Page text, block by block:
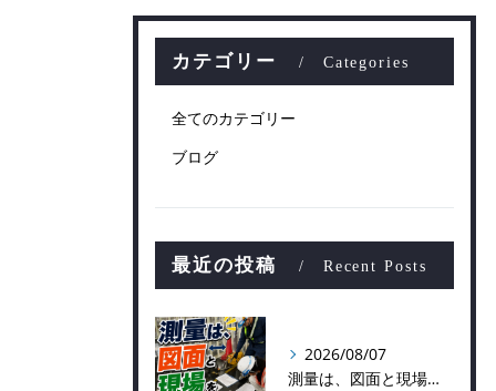
カテゴリー Categories
全てのカテゴリー
ブログ
最近の投稿 Recent Posts
2026/08/07
測量は、図面と現場をつなぐ仕事！